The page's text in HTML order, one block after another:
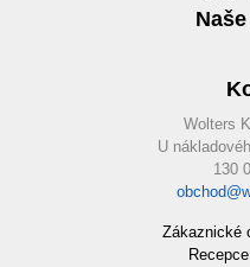
Wolters
U
130
Zákaznické